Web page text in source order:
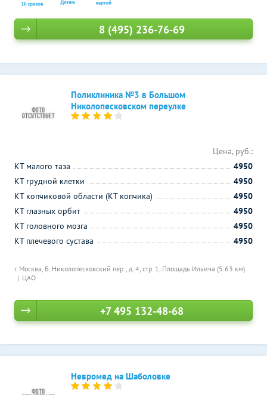
8 (495) 236-76-69
Поликлиника №3 в Большом
Николопесковском переулке
г. Москва, Б. Николопесковский пер., д. 4, стр. 1, Площадь Ильича (5.63 км)
ЦАО
Цена, руб.:
КТ малого таза
4950
КТ грудной клетки
4950
КТ копчиковой области (КТ копчика)
4950
КТ глазных орбит
4950
КТ головного мозга
4950
КТ плечевого сустава
4950
+7 495 132-48-68
Невромед на Шаболовке